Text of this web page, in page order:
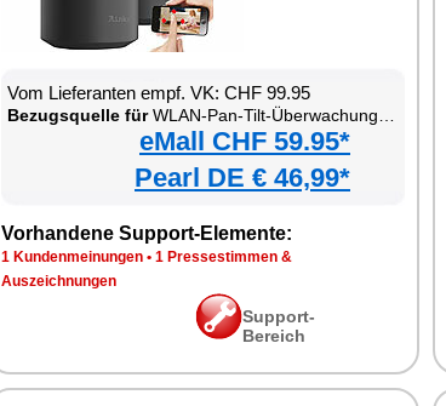
Vom Lieferanten empf. VK: CHF 99.95
Bezugsquelle fürWLAN-Pan-Tilt-Überwachungskamera mit Tracking, Sirene, Nachtsicht und Patrouillen-Funktion
eMall CHF 59.95*
Pearl DE € 46,99*
Vorhandene Support-Elemente:
1 Kundenmeinungen • 1 Pressestimmen &
Auszeichnungen
Support-
Bereich